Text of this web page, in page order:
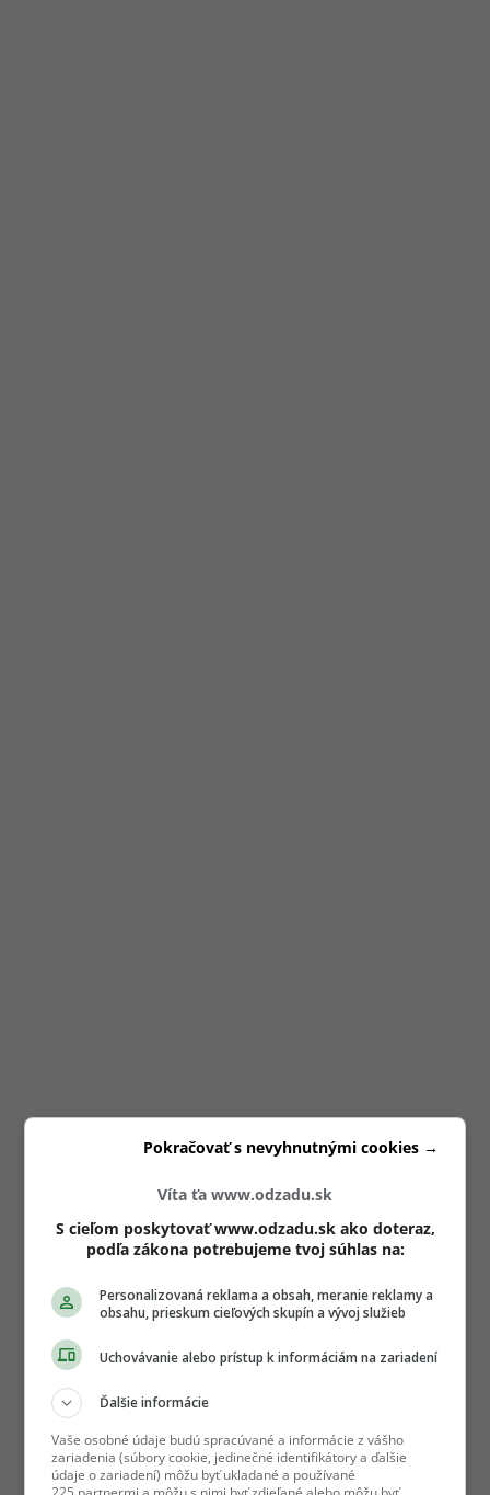
Víta ťa www.odzadu.sk
S cieľom poskytovať www.odzadu.sk ako doteraz,
podľa zákona potrebujeme tvoj súhlas na:
Personalizovaná reklama a obsah, meranie reklamy a
obsahu, prieskum cieľových skupín a vývoj služieb
Uchovávanie alebo prístup k informáciám na zariadení
Ďalšie informácie
Vaše osobné údaje budú spracúvané a informácie z vášho
zariadenia (súbory cookie, jedinečné identifikátory a ďalšie
údaje o zariadení) môžu byť ukladané a používané
Pokračovať s nevyhnutnými cookies →